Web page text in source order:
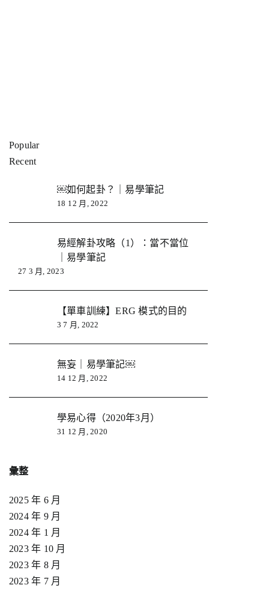
Popular
Recent
￼如何起卦？｜易學筆記
18 12 月, 2022
易經解卦攻略（1）：當不當位
｜易學筆記
27 3 月, 2023
【單車訓練】ERG 模式的目的
3 7 月, 2022
無妄｜易學筆記￼
14 12 月, 2022
學易心得（2020年3月）
31 12 月, 2020
彙整
2025 年 6 月
2024 年 9 月
2024 年 1 月
2023 年 10 月
2023 年 8 月
2023 年 7 月